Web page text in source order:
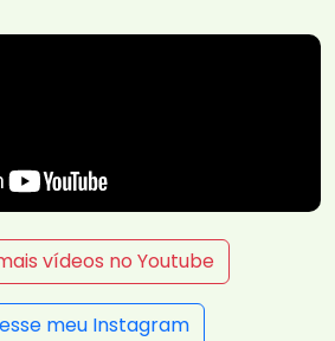
vídeos no Youtube
meu Instagram